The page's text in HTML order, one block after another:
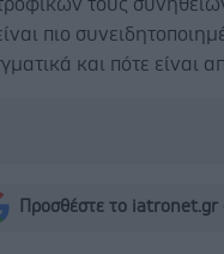
τους
πιο
και πότε είναι
Προσθέστε το